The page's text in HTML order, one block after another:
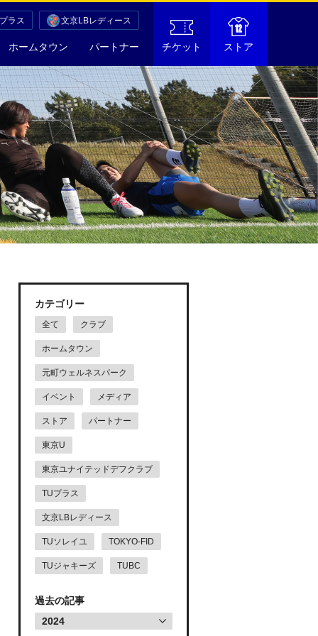
ホームタウン パートナー チケット ストア
ラス 文京LBレディース
カテゴリー
全て クラブ
ホームタウン
元町ウェルネスパーク
イベント メディア
ストア パートナー
東京U
東京ユナイテッドデフクラブ
TUプラス
文京LBレディース
TUソレイユ TOKYO-FID
TUジャキーズ TUBC
過去の記事
2024